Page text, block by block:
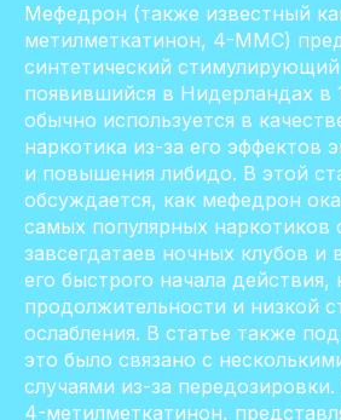
Мефедрон (также известный
метилметкатинон, 4-MMC)
синтетический
появившийся в Нидерландах в
обычно используется в
наркотика из-за его эффектов
и повышения либидо. В этой
обсуждается, как мефедрон
самых популярных наркотиков
завсегдатаев ночных клубов и
его быстрого начала действия,
продолжительности и низкой
ослабления. В статье также
это было связано с
случаями из-за
4-метилметкатинон,